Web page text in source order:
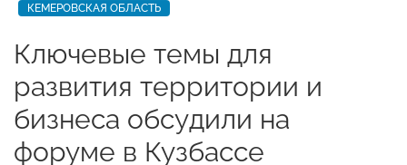
КЕМЕРОВСКАЯ ОБЛАСТЬ
Ключевые темы для
развития территории и
бизнеса обсудили на
форуме в Кузбассе